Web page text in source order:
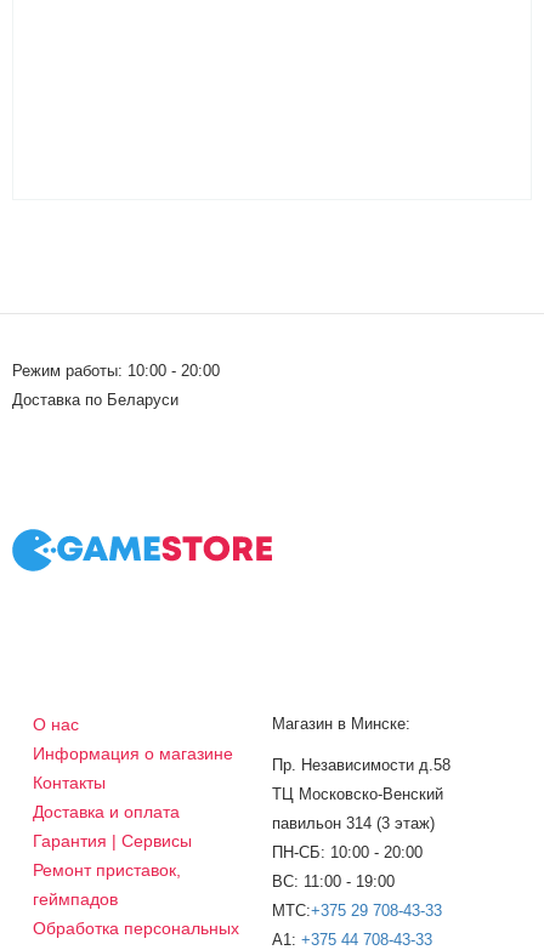
Режим работы: 10:00 - 20:00
Доставка по Беларуси
О нас
Информация о магазине
Контакты
Доставка и оплата
Гарантия | Сервисы
Ремонт приставок,
геймпадов
Обработка персональных
Магазин в Минске:
Пр. Независимости д.58
ТЦ Московско-Венский
павильон 314 (3 этаж)
ПН-СБ: 10:00 - 20:00
ВС: 11:00 - 19:00
МТС:+375 29 708-43-33
A1: +375 44 708-43-33